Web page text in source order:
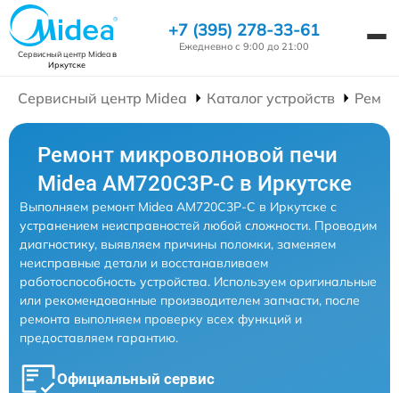
Сервисный центр Mideaв
Иркутске
+7 (395) 278-33-61
Ежедневно с 9:00 до 21:00
Сервисный центр Midea Каталог устройств
Ремонт микроволновой печи
Midea AM720C3P-C в Иркутске
Выполняем ремонт Midea AM720C3P-C в Иркутске с
устранением неисправностей любой сложности. Проводим
диагностику, выявляем причины поломки, заменяем
неисправные детали и восстанавливаем
работоспособность устройства. Используем оригинальные
или рекомендованные производителем запчасти, после
ремонта выполняем проверку всех функций и
предоставляем гарантию.
Официальный сервис